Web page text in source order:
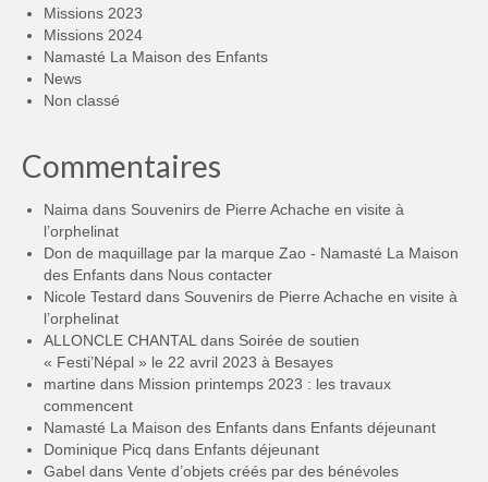
Missions 2023
Missions 2024
Namasté La Maison des Enfants
News
Non classé
Commentaires
Naima dans Souvenirs de Pierre Achache en visite à
l’orphelinat
Don de maquillage par la marque Zao - Namasté La Maison
des Enfants dans Nous contacter
Nicole Testard dans Souvenirs de Pierre Achache en visite à
l’orphelinat
ALLONCLE CHANTAL dans Soirée de soutien
« Festi’Népal » le 22 avril 2023 à Besayes
martine dans Mission printemps 2023 : les travaux
commencent
Namasté La Maison des Enfants dans Enfants déjeunant
Dominique Picq dans Enfants déjeunant
Gabel dans Vente d’objets créés par des bénévoles